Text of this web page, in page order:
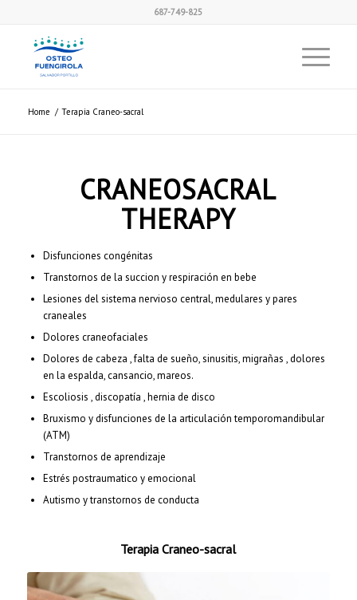
687-749-825
Home / Terapia Craneo-sacral
CRANEOSACRAL
THERAPY
Disfunciones congénitas
Transtornos de la succion y respiración en bebe
Lesiones del sistema nervioso central, medulares y pares
craneales
Dolores craneofaciales
Dolores de cabeza , falta de sueño, sinusitis, migrañas , dolores
en la espalda, cansancio, mareos.
Escoliosis , discopatía , hernia de disco
Bruxismo y disfunciones de la articulación temporomandibular
(ATM)
Transtornos de aprendizaje
Estrés postraumatico y emocional
Autismo y transtornos de conducta
Terapia Craneo-sacral